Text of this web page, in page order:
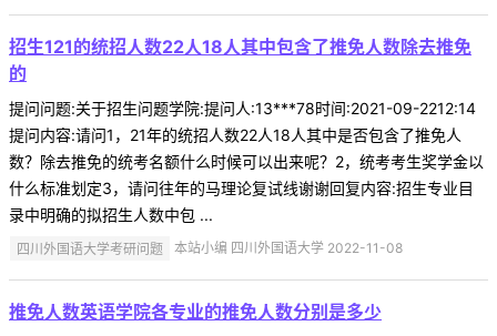
招生121的统招人数22人18人其中包含了推免人数除去推免
的
提问问题:关于招生问题学院:提问人:13***78时间:2021-09-2212:14
提问内容:请问1，21年的统招人数22人18人其中是否包含了推免人
数？除去推免的统考名额什么时候可以出来呢？2，统考考生奖学金以
什么标准划定3，请问往年的马理论复试线谢谢回复内容:招生专业目
录中明确的拟招生人数中包 ...
四川外国语大学考研问题 本站小编 四川外国语大学 2022-11-08
推免人数英语学院各专业的推免人数分别是多少